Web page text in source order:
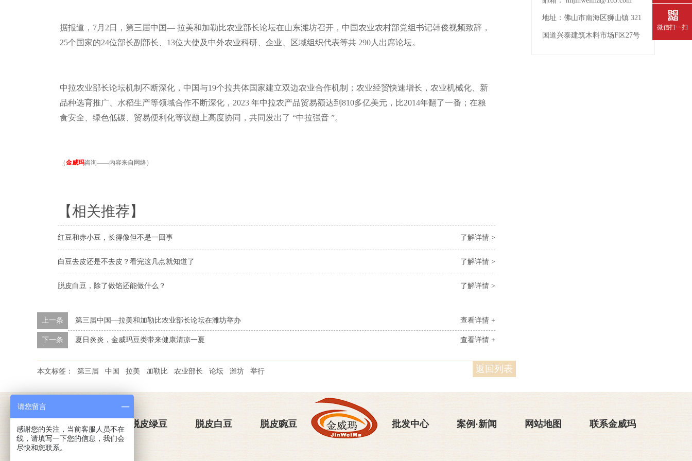
据报道， 7月 2 日，第三届中国— 拉美和加勒比农业部长论坛在山东潍坊召开，中国农业农村部党组书记韩俊视频致辞，
25个国家的24位部长副部长、 13位大使及中外农业科研、企业、区域组织代表等共 290 人出席论坛。
中拉农业部长论坛机制不断深化，中国与19个拉共体国家建立双边农业合作机制；农业经贸快速增长，农业机械化、新
品种选育推广、水稻生产等领域合作不断深化， 2023 年中拉农产品贸易额达到 810多亿美元，比2014年翻了一番；在粮
食安全、绿色低碳、贸易便利化等议题上高度协同，共同发出了 “中拉强音 ”。
（金威玛咨询——内容来自网络）
【相关推荐】
了解详情 >
红豆和赤小豆，长得像但不是一回事
了解详情 >
白豆去皮还是不去皮？看完这几点就知道了
了解详情 >
脱皮白豆，除了做馅还能做什么？
查看详情 +
上一条 第三届中国—拉美和加勒比农业部长论坛在潍坊举办
查看详情 +
下一条 夏日炎炎，金威玛豆类带来健康清凉一夏
返回列表
本文标签： 第三届 中国 拉美 加勒比 农业部长 论坛 潍坊 举行
地址： 佛山市南海区狮山镇 321
国道兴泰建筑木料市场F区27号
关于金威玛 脱皮绿豆 脱皮白豆 脱皮豌豆 批发中心 案例·新闻 网站地图 联系金威玛
微信扫一扫
请您留言
感谢您的关注，当前客服人员不在
线，请填写一下您的信息，我们会
尽快和您联系。